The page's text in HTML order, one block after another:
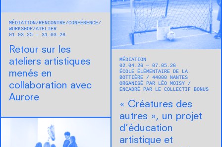
MÉDIATION RENCONTRE/CONFÉRENCE
WORKSHOP/ATELIER
01.03.25 — 31.03.26
Retour sur les
ateliers artistiques
menés en
collaboration avec
Aurore
MÉDIATION
02.04.26 — 07.05.26
ÉCOLE ÉLÉMENTAIRE DE LA
BOTTIÈRE
44000 NANTES
ORGANISÉ PAR LÉO MOISY
ENCADRÉ PAR LE COLLECTIF BONUS
« Créatures des
autres », un projet
d’éducation
artistique et